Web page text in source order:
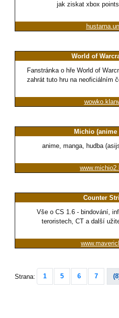
jak ziskat xbox
World of
Fanstránka o hře World of
zahrát tuto hru na neoficiálním
Michio (anime
anime, manga, hudba
Counter
Vše o CS 1.6 - bindování,
teroristech, CT a další
Strana: 1 5 6 7